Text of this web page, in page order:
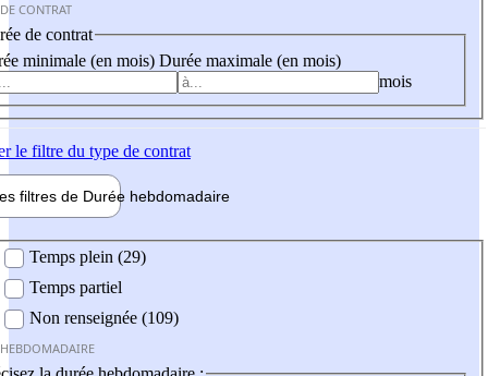
CONTRAT
de contrat
minimale (en mois) Durée maximale (en mois)
mois
le filtre du type de contrat
filtres de Durée hebdomadaire
Temps plein (29)
Temps partiel
Non renseignée (109)